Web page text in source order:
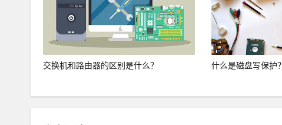
交换机和路由器的区别是什么？ 什么是磁盘写保护？